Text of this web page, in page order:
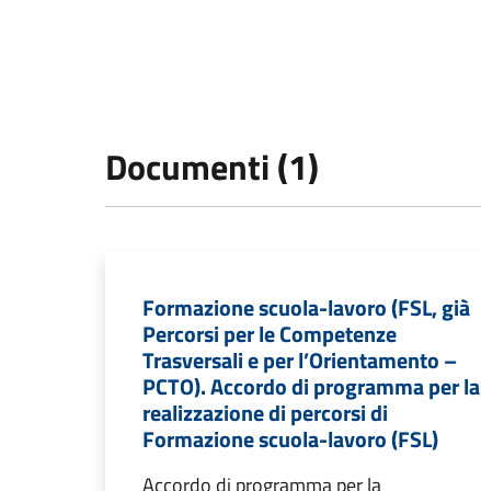
Documenti (1)
Formazione scuola-lavoro (FSL, già
Percorsi per le Competenze
Trasversali e per l’Orientamento –
PCTO). Accordo di programma per la
realizzazione di percorsi di
Formazione scuola-lavoro (FSL)